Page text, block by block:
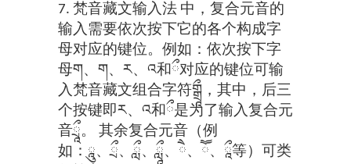
7. 梵音藏文输入法 中，复合元音的
输入需要依次按下它的各个构成字
母对应的键位。例如：依次按下字
母ག、ག、ར、འ和ྀ对应的键位可输
入梵音藏文组合字符གྒཷ，其中，后三
个按键即ར、འ和ྀ是为了输入复合元
音ཷ。 其余复合元音（例
如：ཱུ、ྲྀ、ླྀ、ཹ、ཻ、ཽ、ཱྀ等）可类